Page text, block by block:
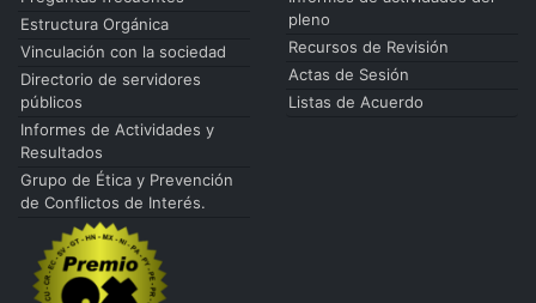
Estructura Orgánica
Vinculación con la sociedad
Directorio de servidores
públicos
Informes de Actividades y
Resultados
Grupo de Ética y Prevención
de Conflictos de Interés.
pleno
Recursos de Revisión
Actas de Sesión
Listas de Acuerdo